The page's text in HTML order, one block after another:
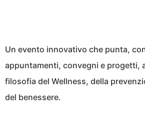
Un evento innovativo che punta,
appuntamenti, convegni e progetti,
filosofia del Wellness, della
del benessere.